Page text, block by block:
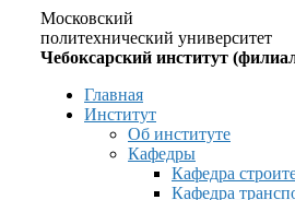
Московский
политехнический университет
Чебоксарский институт
Главная
Институт
Об институте
Кафедры
Кафедра
Кафедра